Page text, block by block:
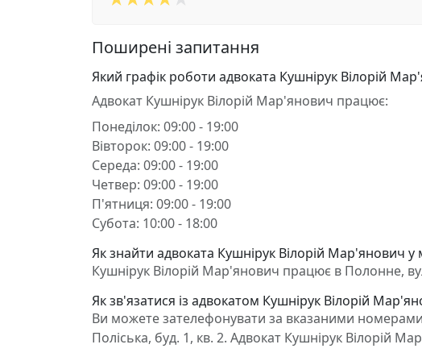
Поширені запитання
Який графік роботи адвоката Кушнірук Вілорій
Адвокат Кушнірук Вілорій Мар'янович працює:
Понеділок: 09:00 - 19:00
Вівторок: 09:00 - 19:00
Середа: 09:00 - 19:00
Четвер: 09:00 - 19:00
П'ятниця: 09:00 - 19:00
Субота: 10:00 - 18:00
Як знайти адвоката Кушнірук Вілорій Мар'янович
Кушнірук Вілорій Мар'янович працює в Полонне,
Як зв'язатися із адвокатом Кушнірук Вілорій
Ви можете зателефонувати за вказаними
Поліська, буд. 1, кв. 2. Адвокат Кушнірук Вілорій